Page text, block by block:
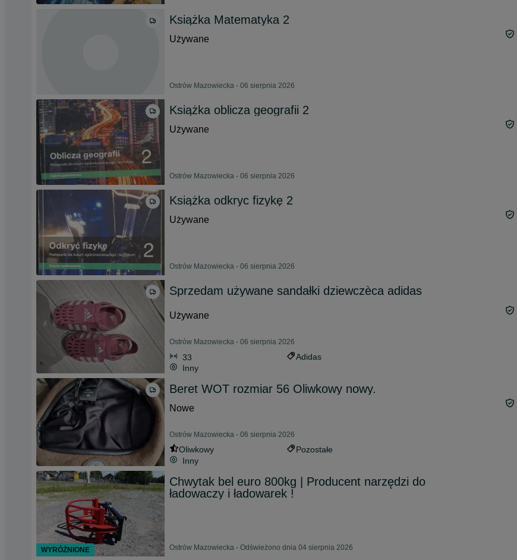
Książka Matematyka 2
Używane
Ostrów Mazowiecka - 06 sierpnia 2026
Książka oblicza geografii 2
Używane
Ostrów Mazowiecka - 06 sierpnia 2026
Książka odkryc fizykę 2
Używane
Ostrów Mazowiecka - 06 sierpnia 2026
Sprzedam używane sandałki dziewczèca adidas
Używane
Ostrów Mazowiecka - 06 sierpnia 2026
33
Adidas
Inny
Beret WOT rozmiar 56 Oliwkowy nowy.
Nowe
Ostrów Mazowiecka - 06 sierpnia 2026
Oliwkowy
Pozostałe
Inny
Chwytak bel euro 800kg | Producent narzędzi do
ładowaczy i ładowarek !
Ostrów Mazowiecka - Odświeżono dnia 04 sierpnia 2026
WYRÓŻNIONE